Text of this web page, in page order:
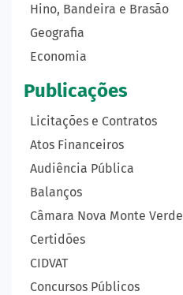
Hino, Bandeira e Brasão
Geografia
Economia
Publicações
Licitações e Contratos
Atos Financeiros
Audiência Pública
Balanços
Câmara Nova Monte Verde
Certidões
CIDVAT
Concursos Públicos